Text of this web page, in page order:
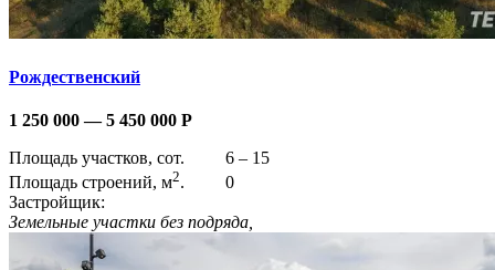
Рождественский
1 250 000 — 5 450 000 Р
Площадь участков, сот.
6 – 15
Площадь строений, м2.
0
Застройщик:
Земельные участки без подряда,